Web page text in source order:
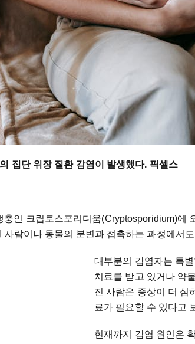
집단 위장 질환 감염이 발생했다. 픽셀스
충인 크립토스포리디움(Cryptosporidium)에
사람이나 동물의 분변과 접촉하는 과정에서
대부분의 감염자는 특
치료를 받고 있거나 약
진 사람은 증상이 더 심
료가 필요할 수 있다고
현재까지 감염 원인은